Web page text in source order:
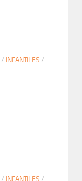
/ INFANTILES /
/ INFANTILES /